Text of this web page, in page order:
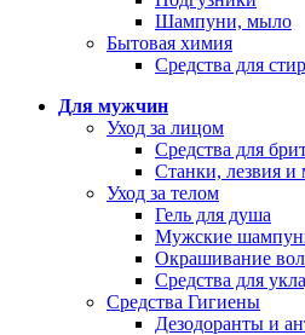
Шампуни, мыло
Бытовая химия
Средства для
Для мужчин
Уход за лицом
Средства для
Станки, лезвия
Уход за телом
Гель для душа
Мужские
Окрашивание
Средства для
Средства Гигиены
Дезодоранты и